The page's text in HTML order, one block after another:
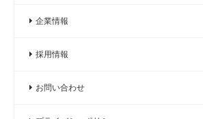
企業情報
採用情報
お問い合わせ